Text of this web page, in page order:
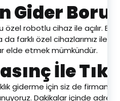
robotlu cihaz ile açılır.
da farklı özel cihazlarımız
elde etmek mümkündür.
İle
giderme için siz de
Dakikalar içinde